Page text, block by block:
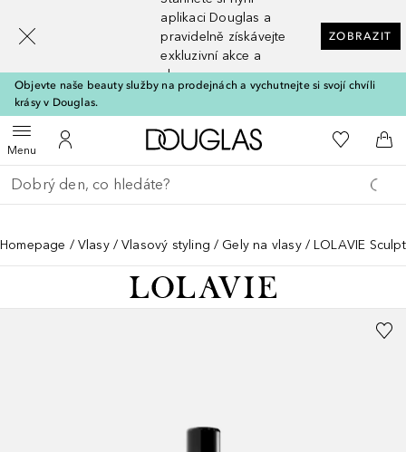
aplikaci Douglas a
pravidelně získávejte
exkluzivní akce a
slevy
ZOBRAZIT
Objevte naše beauty služby na prodejnách a vychutnejte si svojí chvíli
krásy v Douglas.
MenuOtevřít menuK mému účtu
Domů K mému
Do
Vraťte se
Proveďte vyhledávání
Homepage Vlasy Vlasový styling Gely na vlasy LOLAVIE
[navigation.slideout.screenreader]